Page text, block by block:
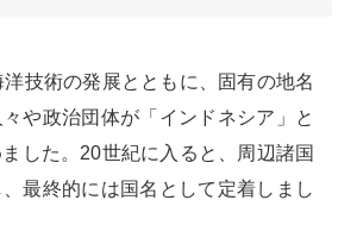
技術の発展とともに、固有の地名
や政治団体が「インドネシア」と
した。20世紀に入ると、周辺諸国
最終的には国名として定着しまし